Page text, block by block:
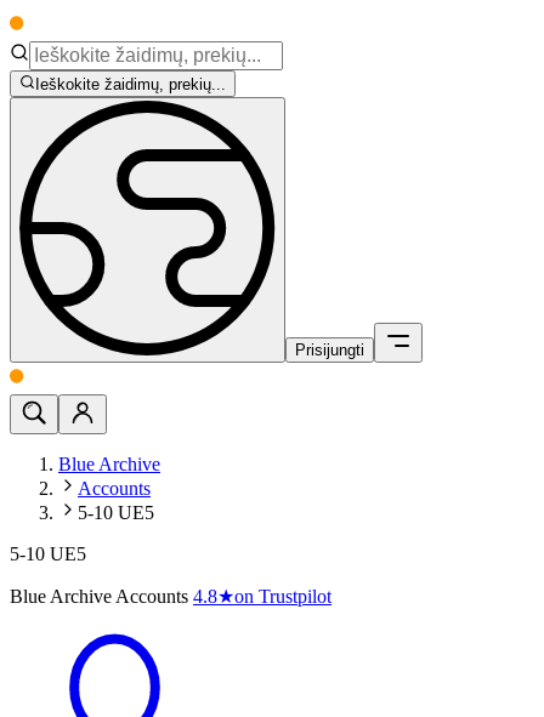
Ieškokite žaidimų, prekių...
Prisijungti
Blue Archive
Accounts
5-10 UE5
5-10 UE5
Blue Archive Accounts 4.8★on Trustpilot